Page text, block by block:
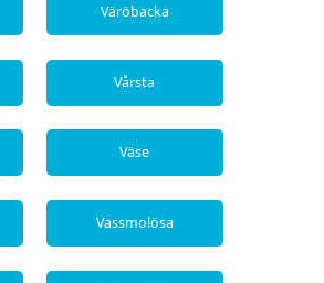
Väröbacka
Vårsta
Väse
Vassmolösa